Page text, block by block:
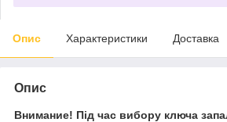
Опис Характеристики Доставка
Опис
Внимание! Під час вибору ключа